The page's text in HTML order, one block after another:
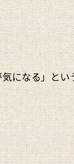
になる」と